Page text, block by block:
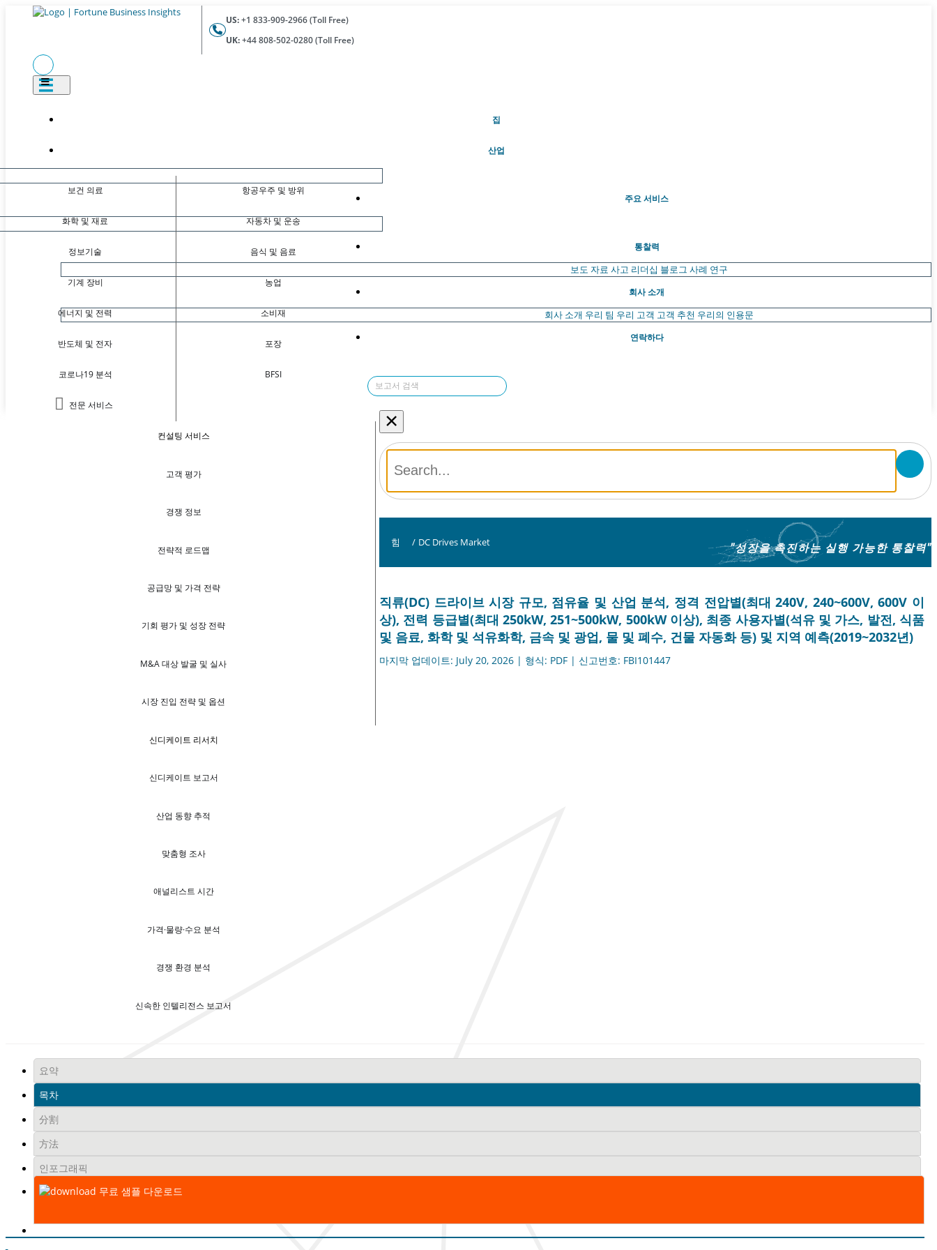
US:+1 833-909-2966 (Toll Free)
UK:+44 808-502-0280 (Toll Free)
집(현재의)
산업
보건 의료
화학 및 재료
정보기술
기계 장비
에너지 및 전력
반도체 및 전자
코로나19 분석
전문 서비스
항공우주 및 방위
자동차 및 운송
음식 및 음료
농업
소비재
포장
BFSI
주요 서비스
컨설팅 서비스
고객 평가
경쟁 정보
전략적 로드맵
공급망 및 가격 전략
기회 평가 및 성장 전략
M&A 대상 발굴 및 실사
시장 진입 전략 및 옵션
신디케이트 리서치
신디케이트 보고서
산업 동향 추적
맞춤형 조사
애널리스트 시간
가격·물량·수요 분석
경쟁 환경 분석
신속한 인텔리전스 보고서
통찰력
보도 자료 사고 리더십 블로그 사례 연구
회사 소개
회사 소개 우리 팀 우리 고객 고객 추천 우리의 인용문
연락하다
×
힘 / DC Drives Market "성장을 촉진하는 실행 가능한 통찰력"
직류(DC) 드라이브 시장 규모, 점유율 및 산업 분석, 정격 전압별(최대 240V, 240~600V, 600V 이
상), 전력 등급별(최대 250kW, 251~500kW, 500kW 이상), 최종 사용자별(석유 및 가스, 발전, 식품
및 음료, 화학 및 석유화학, 금속 및 광업, 물 및 폐수, 건물 자동화 등) 및 지역 예측(2019~2032년)
마지막 업데이트: July 20, 2026 | 형식: PDF | 신고번호: FBI101447
요약
목차
分割
方法
인포그래픽
무료 샘플 다운로드